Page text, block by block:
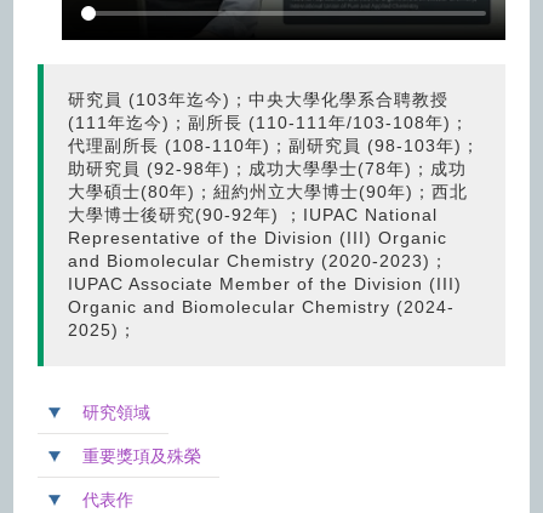
研究員 (103年迄今)；中央大學化學系合聘教授
(111年迄今)；副所長 (110-111年/103-108年)；
代理副所長 (108-110年)；副研究員 (98-103年)；
助研究員 (92-98年)；成功大學學士(78年)；成功
大學碩士(80年)；紐約州立大學博士(90年)；西北
大學博士後研究(90-92年) ；IUPAC National
Representative of the Division (III) Organic
and Biomolecular Chemistry (2020-2023)；
IUPAC Associate Member of the Division (III)
Organic and Biomolecular Chemistry (2024-
2025)；
研究領域
重要獎項及殊榮
代表作